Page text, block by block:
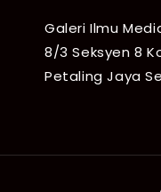
Galeri Ilmu
8/3 Seksyen 8
Petaling Jaya